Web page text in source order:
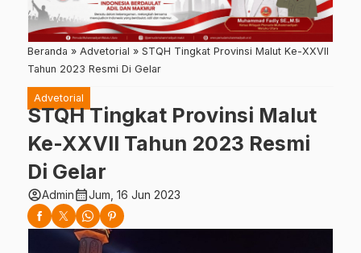
Beranda » Advetorial » STQH Tingkat Provinsi Malut Ke-XXVII
Tahun 2023 Resmi Di Gelar
Advetorial
STQH Tingkat Provinsi Malut
Ke-XXVII Tahun 2023 Resmi
Di Gelar
account_circleAdmincalendar_monthJum, 16 Jun 2023